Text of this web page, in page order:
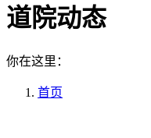
道院动态
你在这里：
首页